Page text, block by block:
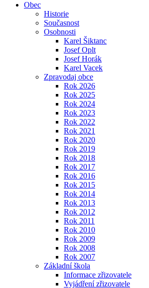
Obec
Historie
Současnost
Osobnosti
Karel Šiktanc
Josef Oplt
Josef Horák
Karel Vacek
Zpravodaj obce
Rok 2026
Rok 2025
Rok 2024
Rok 2023
Rok 2022
Rok 2021
Rok 2020
Rok 2019
Rok 2018
Rok 2017
Rok 2016
Rok 2015
Rok 2014
Rok 2013
Rok 2012
Rok 2011
Rok 2010
Rok 2009
Rok 2008
Rok 2007
Základní škola
Informace zřizovatele
Vyjádření zřizovatele